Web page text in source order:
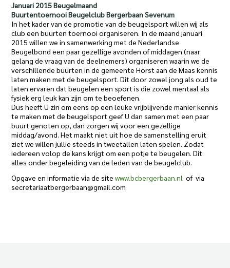
Januari 2015 Beugelmaand
Buurtentoernooi Beugelclub Bergerbaan Sevenum
In het kader van de promotie van de beugelsport willen wij als
club een buurten toernooi organiseren. In de maand januari
2015 willen we in samenwerking met de Nederlandse
Beugelbond een paar gezellige avonden of middagen (naar
gelang de vraag van de deelnemers) organiseren waarin we de
verschillende buurten in de gemeente Horst aan de Maas kennis
laten maken met de beugelsport. Dit door zowel jong als oud te
laten ervaren dat beugelen een sport is die zowel mentaal als
fysiek erg leuk kan zijn om te beoefenen.
Dus heeft U zin om eens op een leuke vrijblijvende manier kennis
te maken met de beugelsport geef U dan samen met een paar
buurt genoten op, dan zorgen wij voor een gezellige
middag/avond. Het maakt niet uit hoe de samenstelling eruit
ziet we willen jullie steeds in tweetallen laten spelen. Zodat
iedereen volop de kans krijgt om een potje te beugelen. Dit
alles onder begeleiding van de leden van de beugelclub.
Opgave en informatie via de sitewww.bcbergerbaan.nl of via
secretariaatbergerbaan@gmail.com